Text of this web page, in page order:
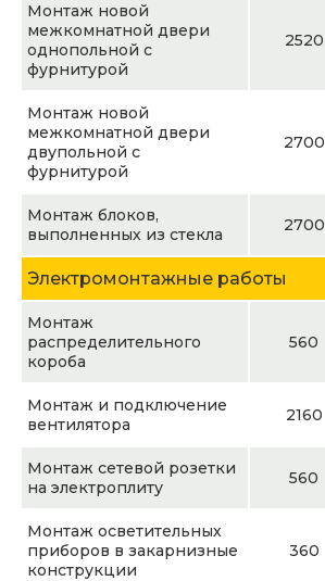
Монтаж новой
межкомнатной двери
однопольной с
фурнитурой
2520
Монтаж новой
межкомнатной двери
двупольной с
фурнитурой
2700
Монтаж блоков,
выполненных из стекла
2700
Электромонтажные работы
Монтаж
распределительного
короба
560
Монтаж и подключение
вентилятора
2160
Монтаж сетевой розетки
на электроплиту
560
Монтаж осветительных
приборов в закарнизные
конструкции
360